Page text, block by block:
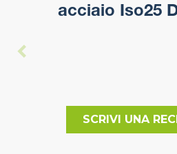
acciaio Iso25
SCRIVI UNA